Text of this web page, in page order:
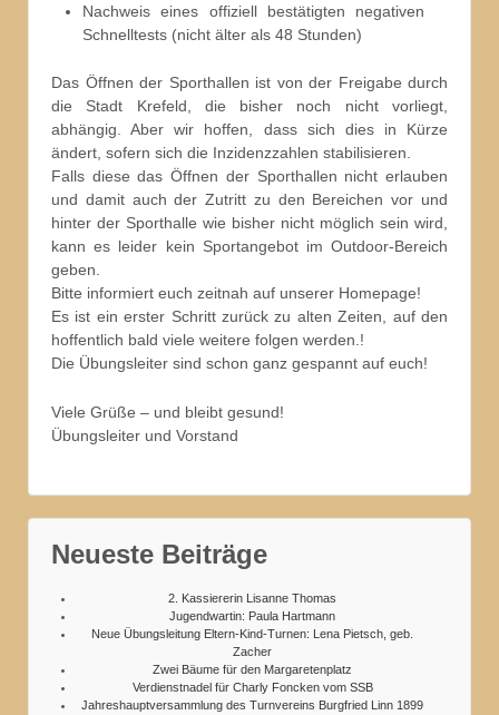
Nachweis eines offiziell bestätigten negativen
Schnelltests (nicht älter als 48 Stunden)
Das Öffnen der Sporthallen ist von der Freigabe durch
die Stadt Krefeld, die bisher noch nicht vorliegt,
abhängig. Aber wir hoffen, dass sich dies in Kürze
ändert, sofern sich die Inzidenzzahlen stabilisieren.
Falls diese das Öffnen der Sporthallen nicht erlauben
und damit auch der Zutritt zu den Bereichen vor und
hinter der Sporthalle wie bisher nicht möglich sein wird,
kann es leider kein Sportangebot im Outdoor-Bereich
geben.
Bitte informiert euch zeitnah auf unserer Homepage!
Es ist ein erster Schritt zurück zu alten Zeiten, auf den
hoffentlich bald viele weitere folgen werden.!
Die Übungsleiter sind schon ganz gespannt auf euch!
Viele Grüße – und bleibt gesund!
Übungsleiter und Vorstand
Neueste Beiträge
2. Kassiererin Lisanne Thomas
Jugendwartin: Paula Hartmann
Neue Übungsleitung Eltern-Kind-Turnen: Lena Pietsch, geb.
Zacher
Zwei Bäume für den Margaretenplatz
Verdienstnadel für Charly Foncken vom SSB
Jahreshauptversammlung des Turnvereins Burgfried Linn 1899